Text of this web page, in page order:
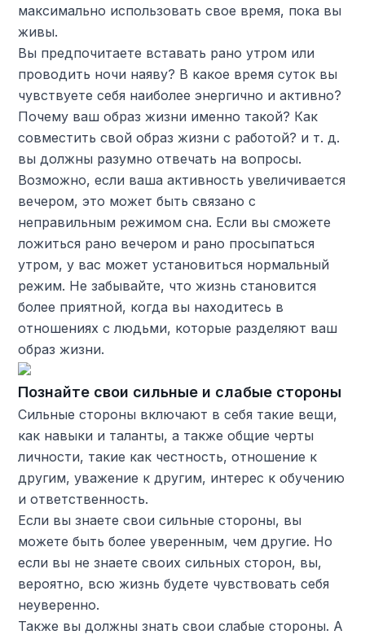
максимально использовать свое время, пока вы
живы.
Вы предпочитаете вставать рано утром или
проводить ночи наяву? В какое время суток вы
чувствуете себя наиболее энергично и активно?
Почему ваш образ жизни именно такой? Как
совместить свой образ жизни с работой? и т. д.
вы должны разумно отвечать на вопросы.
Возможно, если ваша активность увеличивается
вечером, это может быть связано с
неправильным режимом сна. Если вы сможете
ложиться рано вечером и рано просыпаться
утром, у вас может установиться нормальный
режим. Не забывайте, что жизнь становится
более приятной, когда вы находитесь в
отношениях с людьми, которые разделяют ваш
образ жизни.
Познайте свои сильные и слабые стороны
Сильные стороны включают в себя такие вещи,
как навыки и таланты, а также общие черты
личности, такие как честность, отношение к
другим, уважение к другим, интерес к обучению
и ответственность.
Если вы знаете свои сильные стороны, вы
можете быть более уверенным, чем другие. Но
если вы не знаете своих сильных сторон, вы,
вероятно, всю жизнь будете чувствовать себя
неуверенно.
Также вы должны знать свои слабые стороны. А